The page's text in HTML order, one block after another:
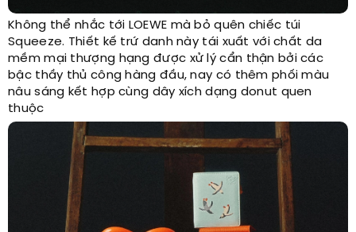
Không thể nhắc tới LOEWE mà bỏ quên chiếc túi
Squeeze. Thiết kế trứ danh này tái xuất với chất da
mềm mại thượng hạng được xử lý cẩn thận bởi các
bậc thầy thủ công hàng đầu, nay có thêm phối màu
nâu sáng kết hợp cùng dây xích dạng donut quen
thuộc